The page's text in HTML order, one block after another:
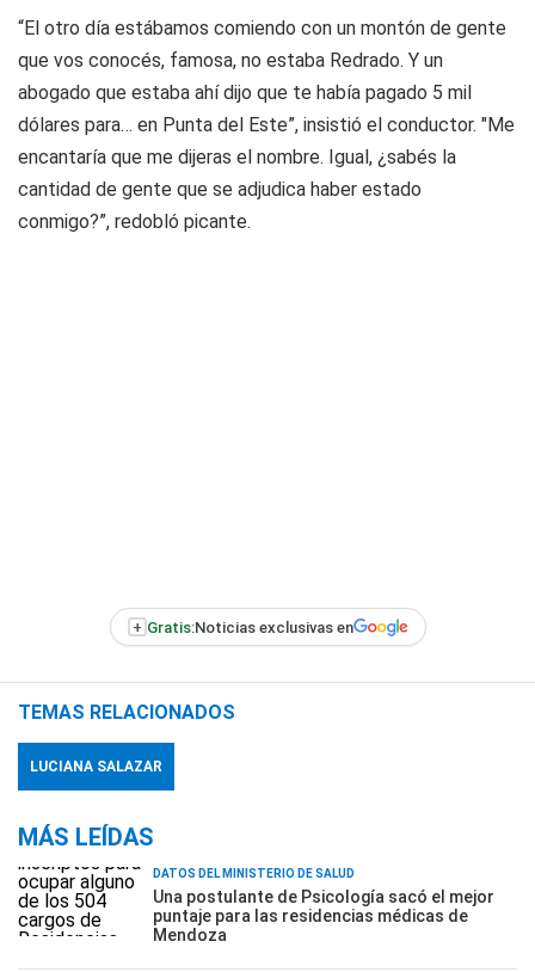
“El otro día estábamos comiendo con un montón de gente
que vos conocés, famosa, no estaba Redrado. Y un
abogado que estaba ahí dijo que te había pagado 5 mil
dólares para… en Punta del Este”, insistió el conductor. "Me
encantaría que me dijeras el nombre. Igual, ¿sabés la
cantidad de gente que se adjudica haber estado
conmigo?”, redobló picante.
+ Gratis:Noticias exclusivas en
TEMAS RELACIONADOS
LUCIANA SALAZAR
MÁS LEÍDAS
DATOS DEL MINISTERIO DE SALUD
Una postulante de Psicología sacó el mejor
puntaje para las residencias médicas de
Mendoza